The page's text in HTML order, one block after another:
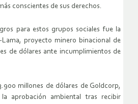
conscientes de sus derechos.
para estos grupos sociales fue la
Lama, proyecto minero binacional de
de dólares ante incumplimientos de
millones de dólares de Goldcorp,
aprobación ambiental tras recibir